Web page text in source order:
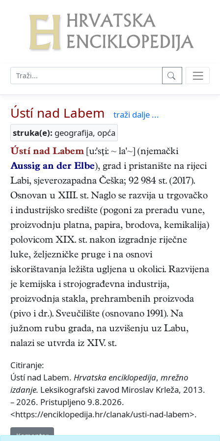
Ústí nad Labem
traži dalje ...
struka(e): geografija, opća
Ústí nad Labem [u:'sţi: ~ la'~] (njemački
Aussig an der Elbe), grad i pristanište na rijeci
Labi, sjeverozapadna Češka; 92 984 st. (2017).
Osnovan u XIII. st. Naglo se razvija u trgovačko
i industrijsko središte (pogoni za preradu vune,
proizvodnju platna, papira, brodova, kemikalija)
polovicom XIX. st. nakon izgradnje riječne
luke, željezničke pruge i na osnovi
iskorištavanja ležišta ugljena u okolici. Razvijena
je kemijska i strojograđevna industrija,
proizvodnja stakla, prehrambenih proizvoda
(pivo i dr.). Sveučilište (osnovano 1991). Na
južnom rubu grada, na uzvišenju uz Labu,
nalazi se utvrda iz XIV. st.
Citiranje:
Ústí nad Labem. Hrvatska enciklopedija, mrežno
izdanje. Leksikografski zavod Miroslav Krleža, 2013.
– 2026. Pristupljeno 9.8.2026.
<https://enciklopedija.hr/clanak/usti-nad-labem>.
Komentar